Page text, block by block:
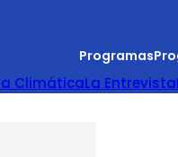
Programas
ClimáticaLa Entrevista